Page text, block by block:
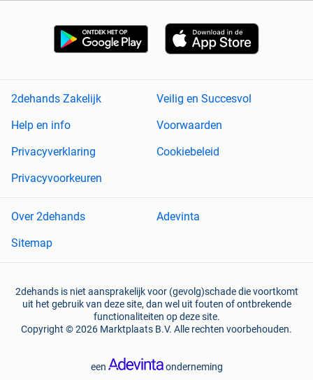
2dehands Zakelijk
Veilig en Succesvol
Help en info
Voorwaarden
Privacyverklaring
Cookiebeleid
Privacyvoorkeuren
Over 2dehands
Adevinta
Sitemap
2dehands is niet aansprakelijk voor (gevolg)schade die voortkomt
uit het gebruik van deze site, dan wel uit fouten of ontbrekende
functionaliteiten op deze site.
Copyright © 2026 Marktplaats B.V. Alle rechten voorbehouden.
een onderneming